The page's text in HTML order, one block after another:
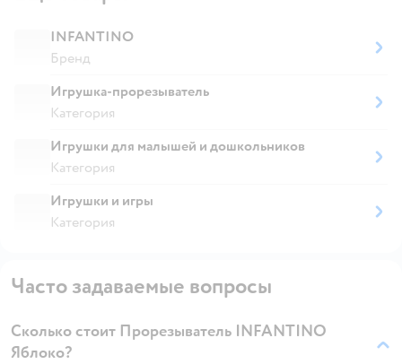
INFANTINO
Бренд
Игрушка-прорезыватель
Категория
Игрушки для малышей и дошкольников
Категория
Игрушки и игры
Категория
Часто задаваемые вопросы
Сколько стоит Прорезыватель INFANTINO
Яблоко?